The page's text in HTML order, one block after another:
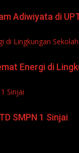
Adiwiyata di
di Lingkungan Sekolah
Energi di
Sinjai
SMPN 1 Sinjai